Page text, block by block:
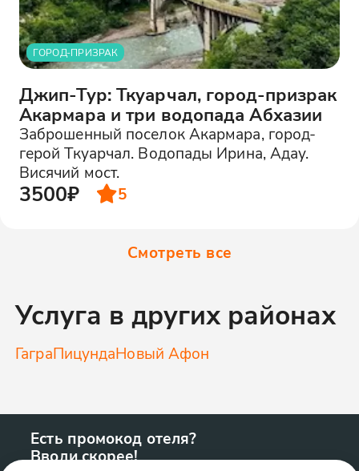
ГОРОД-ПРИЗРАК
Джип-Тур: Ткуарчал, город-призрак
Акармара и три водопада Абхазии
Заброшенный поселок Акармара, город-
герой Ткуарчал. Водопады Ирина, Адау.
Висячий мост.
3500₽ 5
Смотреть все
Услуга в других районах
ГаграПицундаНовый Афон
Есть промокод отеля?
Вводи скорее!